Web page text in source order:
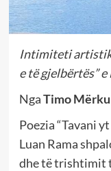
Intimiteti artistik
e të gjelbërtës” e
NgaTimo
Poezia “Tavani
Luan Rama
dhe të trishtimit